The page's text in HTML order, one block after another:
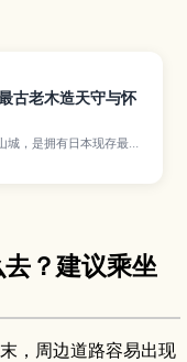
古老木造天守与怀
，是拥有日本现存最古
天守顶层可眺望木曾川
文介绍犬山城的历史与
？建议乘坐
，周边道路容易出现